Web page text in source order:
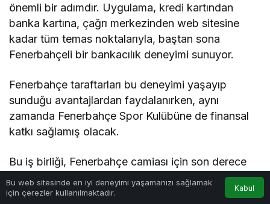
önemli bir adımdır. Uygulama, kredi kartından
banka kartına, çağrı merkezinden web sitesine
kadar tüm temas noktalarıyla, baştan sona
Fenerbahçeli bir bankacılık deneyimi sunuyor.
Fenerbahçe taraftarları bu deneyimi yaşayıp
sunduğu avantajlardan faydalanırken, aynı
zamanda Fenerbahçe Spor Kulübüne de finansal
katkı sağlamış olacak.
Bu iş birliği, Fenerbahçe camiası için son derece
değerli ve anlamlı bir adımdır. Fenerbahçe Spor
Kulübü’nü, dijital dünyada attıkları bu vizyoner
Bu web sitesinde en iyi deneyimi yaşamanızı sağlamak
için çerezler kullanılmaktadır.
Kabul